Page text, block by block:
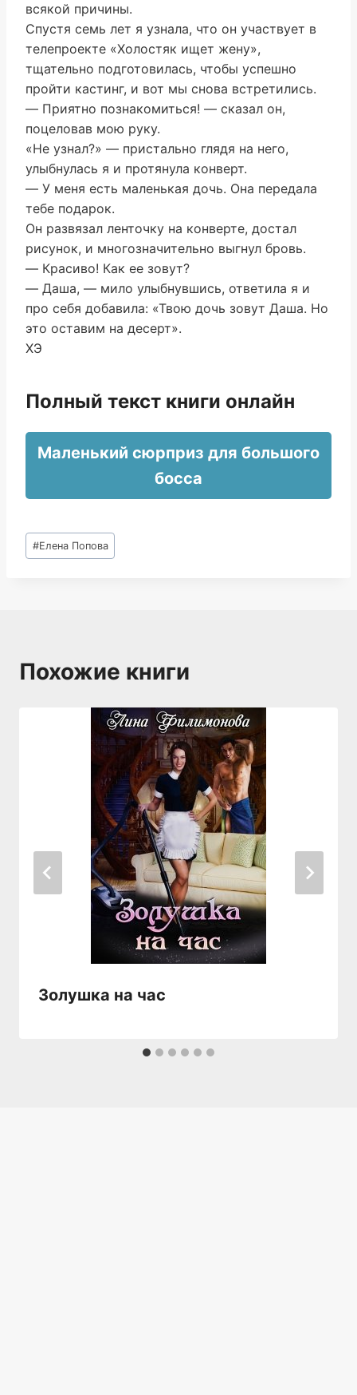
всякой причины.
Спустя семь лет я узнала, что он участвует в
телепроекте «Холостяк ищет жену»,
тщательно подготовилась, чтобы успешно
пройти кастинг, и вот мы снова встретились.
― Приятно познакомиться! ― сказал он,
поцеловав мою руку.
«Не узнал?» ― пристально глядя на него,
улыбнулась я и протянула конверт.
― У меня есть маленькая дочь. Она передала
тебе подарок.
Он развязал ленточку на конверте, достал
рисунок, и многозначительно выгнул бровь.
― Красиво! Как ее зовут?
― Даша, ― мило улыбнувшись, ответила я и
про себя добавила: «Твою дочь зовут Даша. Но
это оставим на десерт».
ХЭ
Полный текст книги онлайн
Маленький сюрприз для большого
босса
Метки
записи:
#Елена Попова
Похожие книги
Золушка на час